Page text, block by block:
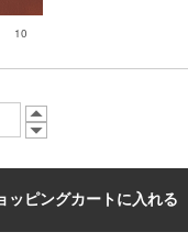
10
ッピングカートに入れる